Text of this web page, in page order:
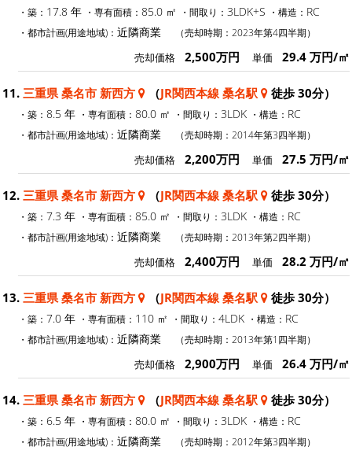
・築： 17.8 年 ・専有面積： 85.0 ㎡ ・間取り： 3LDK+S ・構造： RC
・都市計画(用途地域)： 近隣商業 （売却時期：2023年第4四半期）
売却価格 2,500万円 単価 29.4 万円/㎡
11. 三重県 桑名市 新西方 （JR関西本線 桑名駅 徒歩 30分）
・築： 8.5 年 ・専有面積： 80.0 ㎡ ・間取り： 3LDK ・構造： RC
・都市計画(用途地域)： 近隣商業 （売却時期：2014年第3四半期）
売却価格 2,200万円 単価 27.5 万円/㎡
12. 三重県 桑名市 新西方 （JR関西本線 桑名駅 徒歩 30分）
・築： 7.3 年 ・専有面積： 85.0 ㎡ ・間取り： 3LDK ・構造： RC
・都市計画(用途地域)： 近隣商業 （売却時期：2013年第2四半期）
売却価格 2,400万円 単価 28.2 万円/㎡
13. 三重県 桑名市 新西方 （JR関西本線 桑名駅 徒歩 30分）
・築： 7.0 年 ・専有面積： 110 ㎡ ・間取り： 4LDK ・構造： RC
・都市計画(用途地域)： 近隣商業 （売却時期：2013年第1四半期）
売却価格 2,900万円 単価 26.4 万円/㎡
14. 三重県 桑名市 新西方 （JR関西本線 桑名駅 徒歩 30分）
・築： 6.5 年 ・専有面積： 80.0 ㎡ ・間取り： 3LDK ・構造： RC
・都市計画(用途地域)： 近隣商業 （売却時期：2012年第3四半期）